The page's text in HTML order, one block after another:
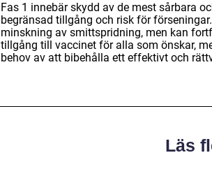
Fas 1 innebär skydd av de mest sårbara
begränsad tillgång och risk för
minskning av smittspridning, men kan
tillgång till vaccinet för alla som önskar,
behov av att bibehålla ett effektivt och
Läs